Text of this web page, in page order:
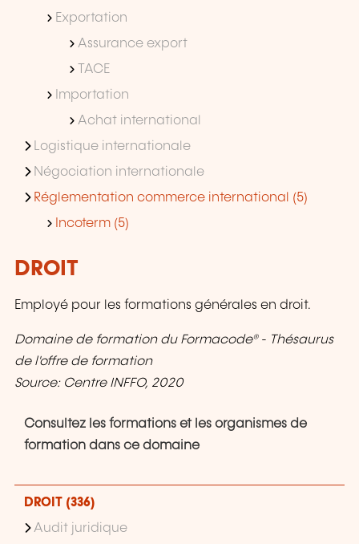
Exportation
Assurance export
TACE
Importation
Achat international
Logistique internationale
Négociation internationale
Réglementation commerce international (5)
Incoterm (5)
DROIT
Employé pour les formations générales en droit.
Domaine de formation du Formacode® - Thésaurus
de l'offre de formation
Source: Centre INFFO, 2020
Consultez les formations et les organismes de
formation dans ce domaine
DROIT (336)
Audit juridique